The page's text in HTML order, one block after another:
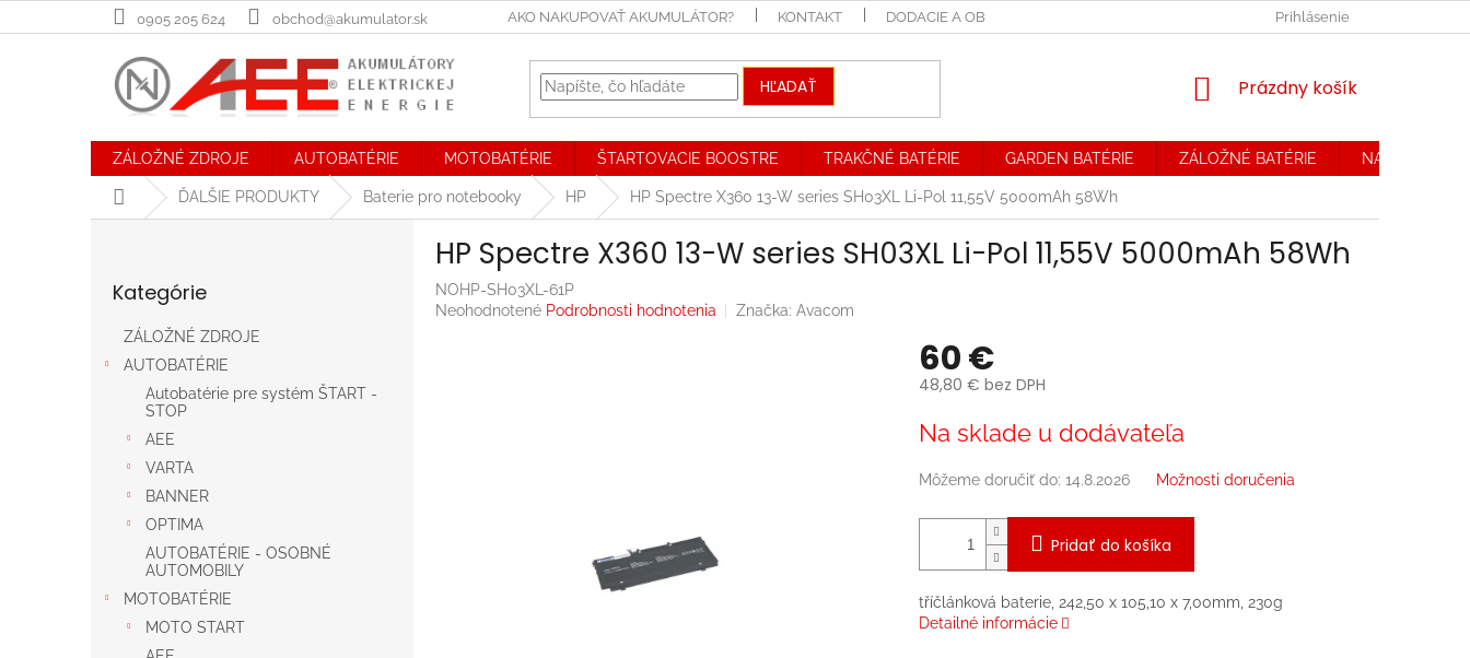
na
0905 205 624 obchod@akumulator.sk AKO NAKUPOVAŤ AKUMULÁTOR? KONTAKT DODACIE A OBCHODNÉ PODMIENKY. REKLAMAČNÝ PORIADOKPrihlásenie
HĽADAŤ
NÁKUPNÝ
Prázdny košík
ZÁLOŽNÉ ZDROJE AUTOBATÉRIE MOTOBATÉRIE ŠTARTOVACIE BOOSTRE TRAKČNÉ BATÉRIE GARDEN BATÉRIE ZÁLOŽNÉ BATÉRIE NABÍJAČKY
DomovĎALŠIE PRODUKTY Baterie pro notebooky HP HP Spectre X360 13-W series SH03XL Li-Pol 11,55V 5000mAh 58Wh
kategórie
Kategórie
ZÁLOŽNÉ ZDROJE
AUTOBATÉRIE
Autobatérie pre systém ŠTART -
STOP
AEE
VARTA
BANNER
OPTIMA
AUTOBATÉRIE - OSOBNÉ
AUTOMOBILY
MOTOBATÉRIE
MOTO START
HP Spectre X360 13-W series SH03XL Li-Pol 11,55V 5000mAh 58Wh
NOHP-SH03XL-61P
Priemerné
Neohodnotené Podrobnosti hodnotenia Značka: Avacom
60 €
48,80 € bez DPH
cena:
Na sklade u dodávateľa
Môžeme doručiť do: 14.8.2026 Možnosti doručenia
Pridať do košíka
tříčlánková baterie, 242,50 x 105,10 x 7,00mm, 230g
Detailné informácie